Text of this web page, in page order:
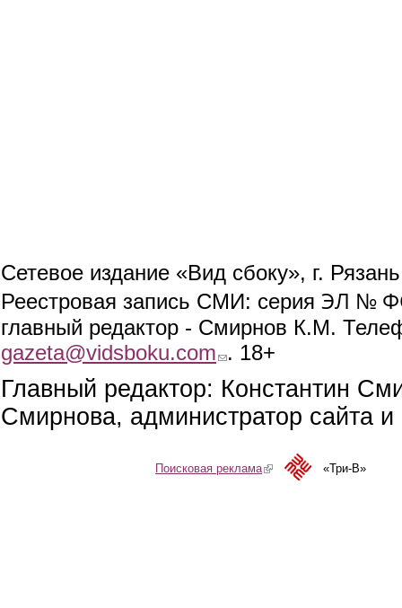
Сетевое издание «Вид сбоку», г.
Реестровая запись СМИ: серия ЭЛ №
главный редактор - Смирнов К.М.
gazeta@vidsboku.com (link sends e-mail)
. 18+
Главный редактор: Константин
Смирнова, администратор сайта
Поисковая реклама(link is external)«Три-В»